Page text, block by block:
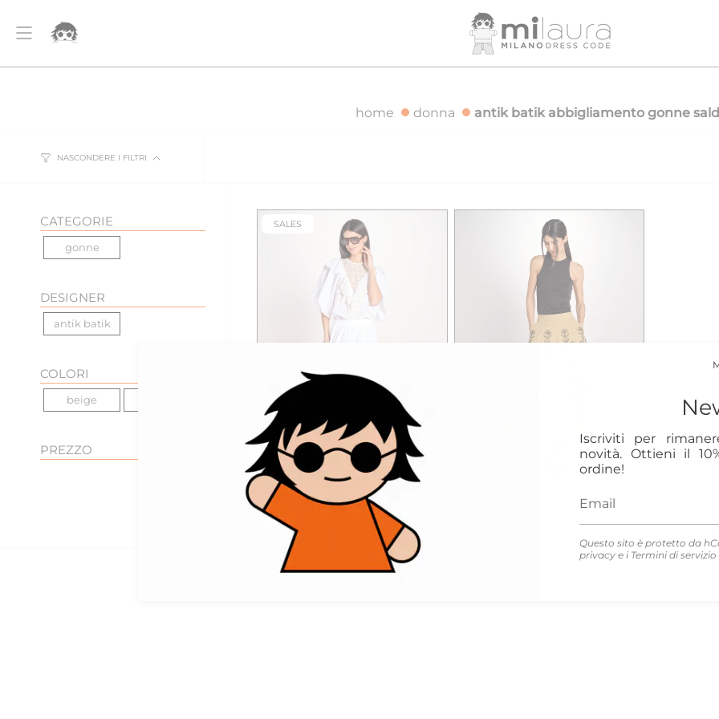
contenuto
SPEDIZIONE GRATUITA PER ORDINI SUPERIORI A 500€
Account
Iscriviti per
novità. Ottieni il
ordine!
Questo sito è protetto da
privacy e i Termini di servizio
home donna antik batik abbigliamento gonne
NASCONDERE I FILTRI
CATEGORIE
gonne
DESIGNER
antik batik
COLORI
beige
PREZZO
SALES
XS S M
antik batik
gonna lunga con balze
€380,00
€152,00